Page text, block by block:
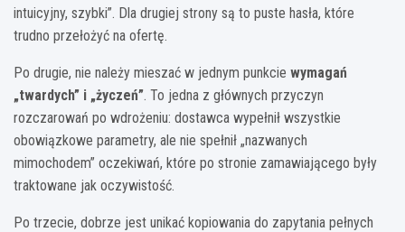
intuicyjny, szybki”. Dla drugiej strony są to puste hasła, które
trudno przełożyć na ofertę.
Po drugie, nie należy mieszać w jednym punkcie wymagań
„twardych” i „życzeń”. To jedna z głównych przyczyn
rozczarowań po wdrożeniu: dostawca wypełnił wszystkie
obowiązkowe parametry, ale nie spełnił „nazwanych
mimochodem” oczekiwań, które po stronie zamawiającego były
traktowane jak oczywistość.
Po trzecie, dobrze jest unikać kopiowania do zapytania pełnych